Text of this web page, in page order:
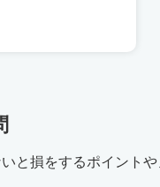
損をするポイントや